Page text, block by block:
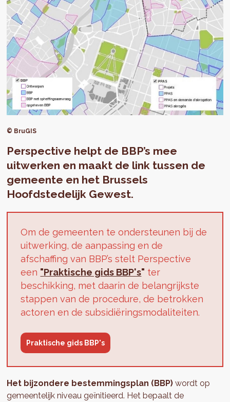
© BruGIS
Perspective helpt de BBP’s mee
uitwerken en maakt de link tussen de
gemeente en het Brussels
Hoofdstedelijk Gewest.
Om de gemeenten te ondersteunen bij de
uitwerking, de aanpassing en de
afschaffing van BBP’s stelt Perspective
een "Praktische gids BBP's" ter
beschikking, met daarin de belangrijkste
stappen van de procedure, de betrokken
actoren en de subsidiëringsmodaliteiten.
Praktische gids BBP's
Het bijzondere bestemmingsplan (BBP) wordt op
gemeentelijk niveau geïnitieerd. Het bepaalt de